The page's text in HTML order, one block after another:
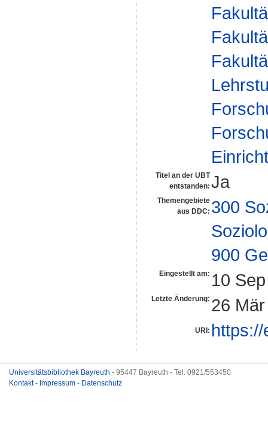
Titel an der UBT
entstanden: Ja
Themengebiete
aus DDC: 300
900
Eingestellt am: 10
Letzte Änderung: 26
URI:
Universitätsbibliothek Bayreuth - 95447 Bayreuth - Tel. 0921/553450
Kontakt- Impressum - Datenschutz